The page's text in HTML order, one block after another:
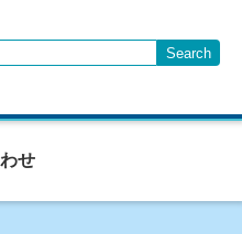
search query here
Search
せ